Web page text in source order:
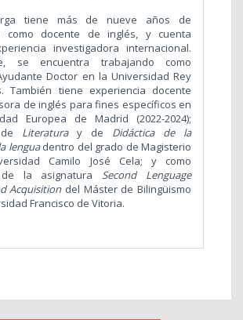
tiene más de nueve años de
como docente de inglés, y cuenta
investigadora internacional.
se encuentra trabajando como
Doctor en la Universidad Rey
También tiene experiencia docente
de inglés para fines específicos en
Europea de Madrid (2022-2024);
Literaturay de Didáctica de la
lenguadentro del grado de Magisterio
Camilo José Cela; y como
de la asignaturaSecond Lenguage
Acquisitiondel Máster de Bilingüismo
Francisco de Vitoria.